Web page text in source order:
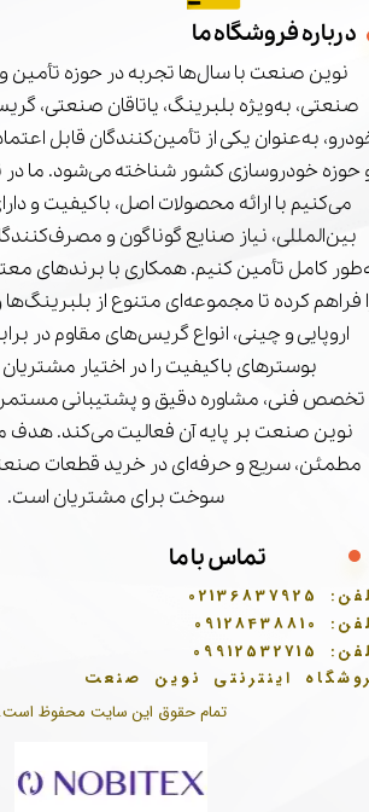
تمام حقوق این سایت محفوظ است.
درباره فروشگاه ما
نوین صنعت با سال‌ها تجربه در حوزه
صنعتی، به‌ویژه بلبرینگ، یاتاقان صنعتی،
به‌عنوان یکی از تأمین‌کنندگان قابل
حوزه خودروسازی کشور شناخته می‌شود. ما
می‌کنیم با ارائه محصولات اصل، باکیفیت و
بین‌المللی، نیاز صنایع گوناگون و
کامل تأمین کنیم. همکاری با برندهای
فراهم کرده تا مجموعه‌ای متنوع از بلبرینگ‌ها
اروپایی و چینی، انواع گریس‌های مقاوم در
بوسترهای باکیفیت را در اختیار
تخصص فنی، مشاوره دقیق و پشتیبانی مستمر
نوین صنعت بر پایه آن فعالیت می‌کند. هدف
مطمئن، سریع و حرفه‌ای در خرید قطعات
سوخت برای مشتریان است.
تماس با ما
02136837925
09128438810
09912532715
اینترنتی نوین صنعت